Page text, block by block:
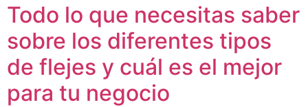
Todo lo que necesitas saber
sobre los diferentes tipos
de flejes y cuál es el mejor
para tu negocio